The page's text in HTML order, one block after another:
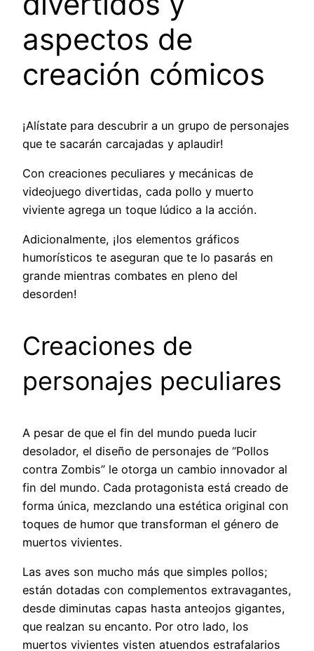
aspectos de
creación cómicos
¡Alístate para descubrir a un grupo de personajes
que te sacarán carcajadas y aplaudir!
Con creaciones peculiares y mecánicas de
videojuego divertidas, cada pollo y muerto
viviente agrega un toque lúdico a la acción.
Adicionalmente, ¡los elementos gráficos
humorísticos te aseguran que te lo pasarás en
grande mientras combates en pleno del
desorden!
Creaciones de
personajes peculiares
A pesar de que el fin del mundo pueda lucir
desolador, el diseño de personajes de “Pollos
contra Zombis” le otorga un cambio innovador al
fin del mundo. Cada protagonista está creado de
forma única, mezclando una estética original con
toques de humor que transforman el género de
muertos vivientes.
Las aves son mucho más que simples pollos;
están dotadas con complementos extravagantes,
desde diminutas capas hasta anteojos gigantes,
que realzan su encanto. Por otro lado, los
muertos vivientes visten atuendos estrafalarios